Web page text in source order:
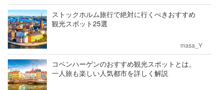
ストックホルム旅行で絶対に行くべきおすすめ
観光スポット25選
masa_Y
コペンハーゲンのおすすめ観光スポットとは。
一人旅も楽しい人気都市を詳しく解説